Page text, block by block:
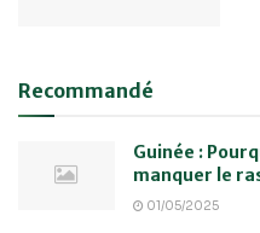
Recommandé
Guinée :
manquer le
01/05/2025